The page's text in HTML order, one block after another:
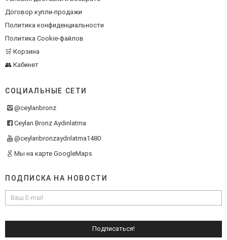
Договор купли-продажи
Политика конфиденциальности
Политика Cookie-файлов
🛒 Корзина
👥 Кабинет
СОЦИАЛЬНЫЕ СЕТИ
@ceylanbronz
Ceylan Bronz Aydınlatma
@ceylanbronzaydnlatma1480
Мы на карте GoogleMaps
ПОДПИСКА НА НОВОСТИ